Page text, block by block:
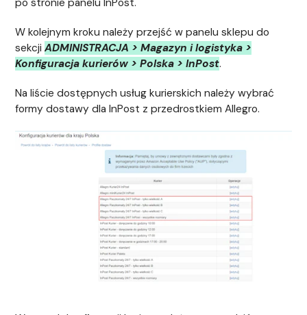
po stronie panelu InPost.
W kolejnym kroku należy przejść w panelu sklepu do
sekcjiADMINISTRACJA > Magazyn i logistyka >
Konfiguracja kurierów > Polska > InPost.
Na liście dostępnych usług kurierskich należy wybrać
formy dostawy dla InPost z przedrostkiem Allegro.